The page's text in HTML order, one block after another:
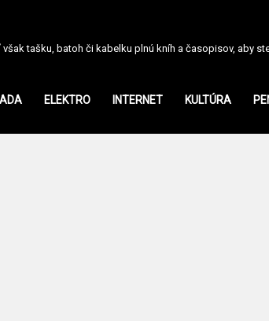
tašku, batoh či kabelku plnú kníh a časopisov, aby
ELEKTRO INTERNET KULTÚRA